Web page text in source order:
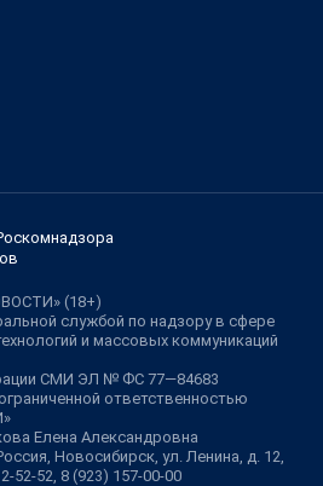
(18+)
службой по надзору в сфере
и массовых коммуникаций
СМИ ЭЛ № ФС 77—84683
ответственностью
Елена Александровна
Новосибирск, ул. Ленина, д. 12,
52-52, 8 (923) 157-00-00